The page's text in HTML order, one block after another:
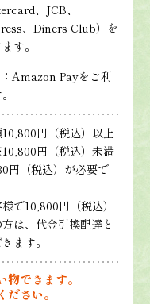
、JCB、
、Diners Club）を
す。
Amazon Payをご利
円（税込）以上
円（税込）未満
円（税込）が必要で
で10,800円（税込）
は、代金引換配達と
ます。
できます。
さい。